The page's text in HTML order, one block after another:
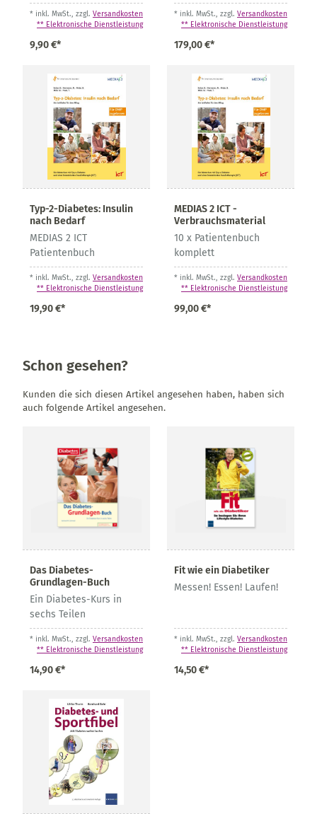
9,90 €*
Für ein
selbstbestimmtes Leben
* inkl. MwSt., zzgl. Versandkosten
** Elektronische Dienstleistung
179,00 €*
* inkl. MwSt., zzgl. Versandkosten
** Elektronische Dienstleistung
Typ-2-Diabetes: Insulin
nach Bedarf
19,90 €*
MEDIAS 2 ICT
Patientenbuch
* inkl. MwSt., zzgl. Versandkosten
** Elektronische Dienstleistung
MEDIAS 2 ICT -
Verbrauchsmaterial
99,00 €*
10 x Patientenbuch
komplett
* inkl. MwSt., zzgl. Versandkosten
** Elektronische Dienstleistung
Schon gesehen?
Kunden die sich diesen Artikel angesehen haben, haben sich
auch folgende Artikel angesehen.
Das Diabetes-
Grundlagen-Buch
14,90 €*
Ein Diabetes-Kurs in
sechs Teilen
* inkl. MwSt., zzgl. Versandkosten
** Elektronische Dienstleistung
Fit wie ein Diabetiker
14,50 €*
Messen! Essen! Laufen!
* inkl. MwSt., zzgl. Versandkosten
** Elektronische Dienstleistung